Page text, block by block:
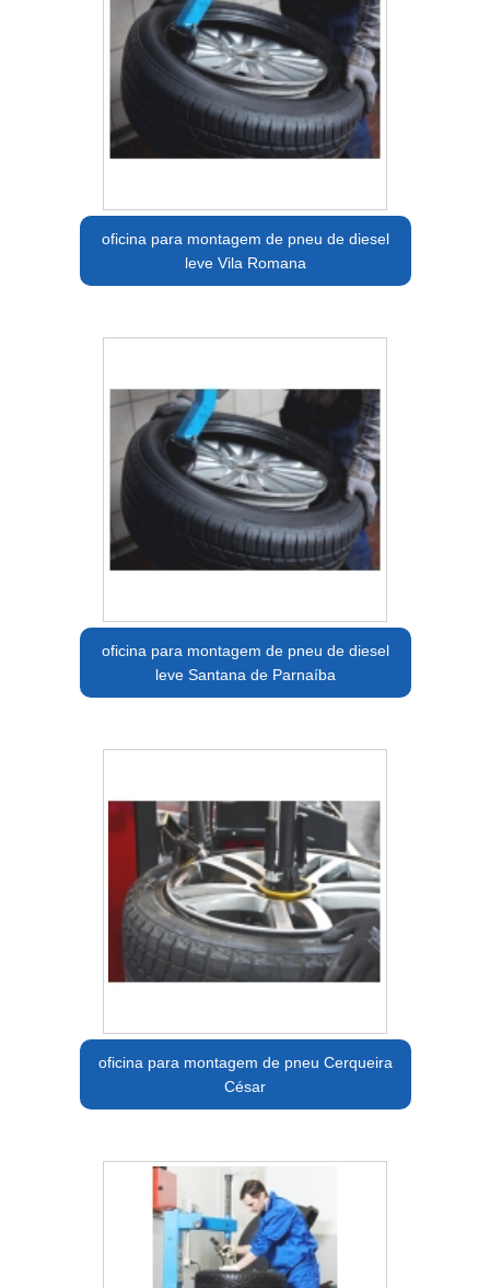
oficina para montagem de pneu de diesel
leve Vila Romana
oficina para montagem de pneu de diesel
leve Santana de Parnaíba
oficina para montagem de pneu Cerqueira
César